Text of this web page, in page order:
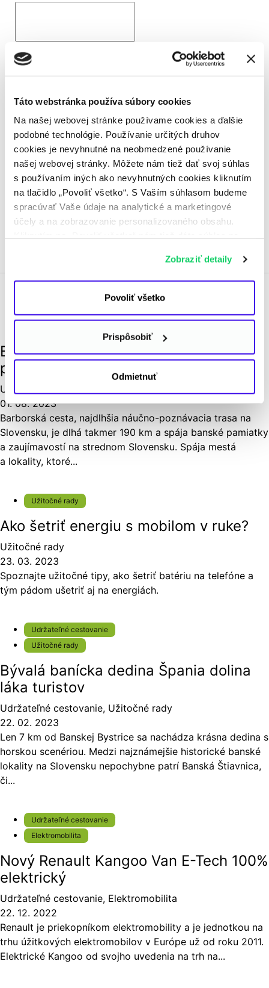
Táto webstránka používa súbory cookies
Na našej webovej stránke používame cookies a ďalšie
podobné technológie. Používanie určitých druhov
cookies je nevyhnutné na neobmedzené používanie
našej webovej stránky. Môžete nám tiež dať svoj súhlas
s používaním iných ako nevyhnutných cookies kliknutím
na tlačidlo „Povoliť všetko“. S Vaším súhlasom budeme
spracúvať Vaše údaje na analytické a marketingové
účely a na zobrazovanie personalizovaného obsahu.
najmä v USA a v iných tretích krajinách. Ďalšie
informácie nájdete v osobitných nastaveniach
Informácii o spracúvaní údajov
Zobraziť detaily
Povoliť všetko
Prispôsobiť
Odmietnuť
Súhlasím sospracovaním osobných údajov
Súhlasím so zasielaním newslettra Zelené nápady.
Tento súhlas môžete kedykoľvek odvolať. *
*povinné
Už ste čítali?
Barborská cesta skrýva banské
poklady
Udržateľné cestovanie
01. 08. 2023
Barborská cesta, najdlhšia náučno-poznávacia trasa na
Slovensku, je dlhá takmer 190 km a spája banské pamiatky
a zaujímavostí na strednom Slovensku. Spája mestá
a lokality, ktoré...
Užitočné rady
Ako šetriť energiu s mobilom v ruke?
Užitočné rady
23. 03. 2023
Spoznajte užitočné tipy, ako šetriť batériu na telefóne a
tým pádom ušetriť aj na energiách.
Udržateľné cestovanie
Užitočné rady
Bývalá banícka dedina Špania dolina
láka turistov
Udržateľné cestovanie, Užitočné rady
22. 02. 2023
Len 7 km od Banskej Bystrice sa nachádza krásna dedina s
horskou scenériou. Medzi najznámejšie historické banské
lokality na Slovensku nepochybne patrí Banská Štiavnica,
či...
Udržateľné cestovanie
Elektromobilita
Nový Renault Kangoo Van E-Tech 100%
elektrický
Udržateľné cestovanie, Elektromobilita
22. 12. 2022
Renault je priekopníkom elektromobility a je jednotkou na
trhu úžitkových elektromobilov v Európe už od roku 2011.
Elektrické Kangoo od svojho uvedenia na trh na...